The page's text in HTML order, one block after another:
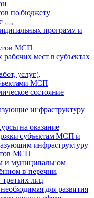
по бюджету
программ и
МСП
мест в субъектах
услуг),
МСП
состояние
инфраструктуру
на оказание
субъектам МСП и
инфраструктуру
МСП
и муниципальном
в перечни,
лиц
для развития